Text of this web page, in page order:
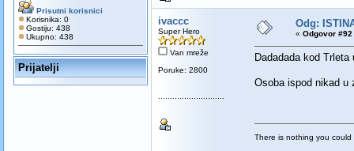
Prisutni korisnici
Korisnika: 0
Gostiju: 438
Ukupno: 438
Prijatelji
ivaccc
Super Hero
Van mreže
Poruke: 2800
............................
Odg:
« Odgovor
Dadadada kod
Osoba ispod nikad u
There is nothing you